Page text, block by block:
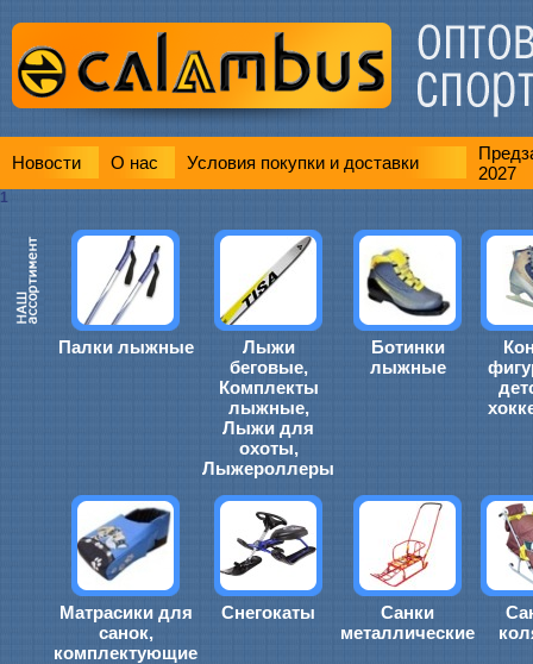
Новости О нас Условия покупки и доставки
2027
1
Палки лыжные
Лыжи
беговые,
Комплекты
лыжные,
Лыжи для
охоты,
Лыжероллеры
Ботинки
лыжные
Матрасики для
санок,
комплектующие
Снегокаты
Санки
металлические